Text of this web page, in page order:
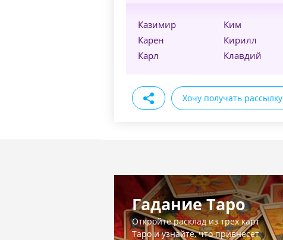
Казимир
Карен
Карл
Ким
Кирилл
Клавдий
Хочу получать рассылку
Гадание Таро
Откройте расклад из трех карт
Таро и узнайте, что привнесет